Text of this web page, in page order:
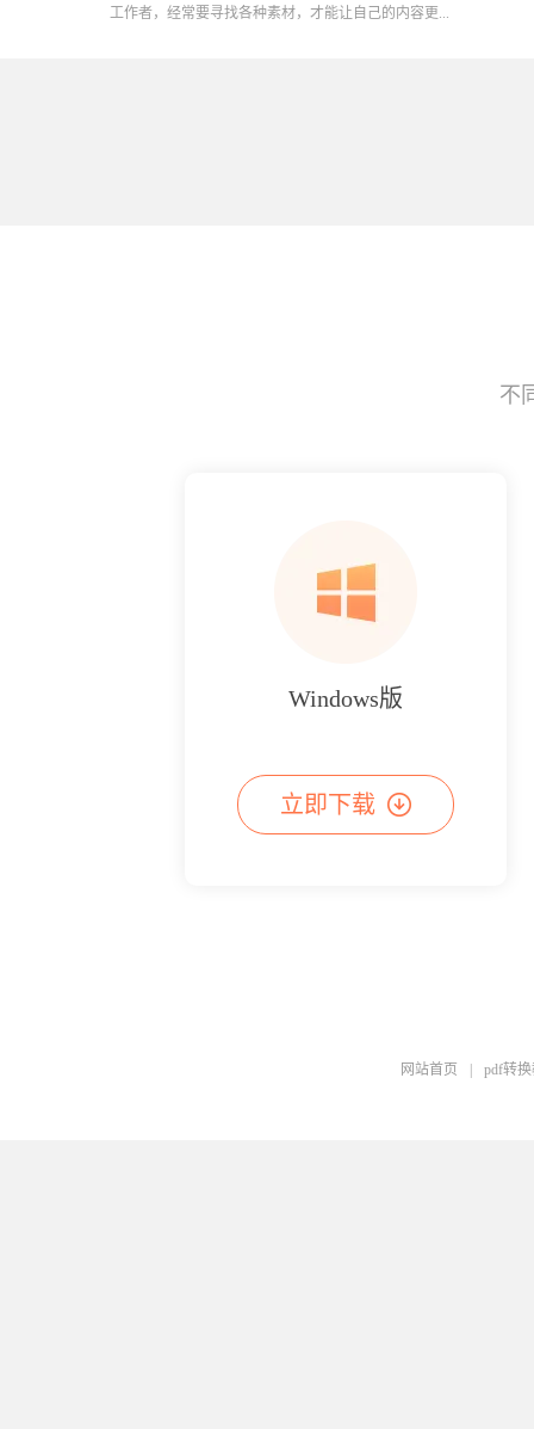
工作者，经常要寻找各种素材，才能让自己的内容更...
不
Windows版
立即下载
网站首页 pdf转